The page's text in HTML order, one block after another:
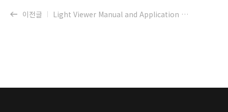
이전글 Light Viewer Manual and Application Program for LiDAR Sensor